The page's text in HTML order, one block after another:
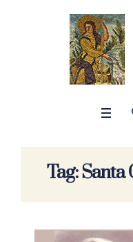
Tag:Santa